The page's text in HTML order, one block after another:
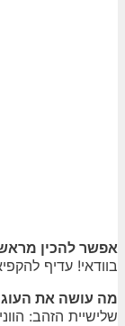
אפשר להכין
בוודאי! עדיף
מה עושה את
שלישיית הזהב: